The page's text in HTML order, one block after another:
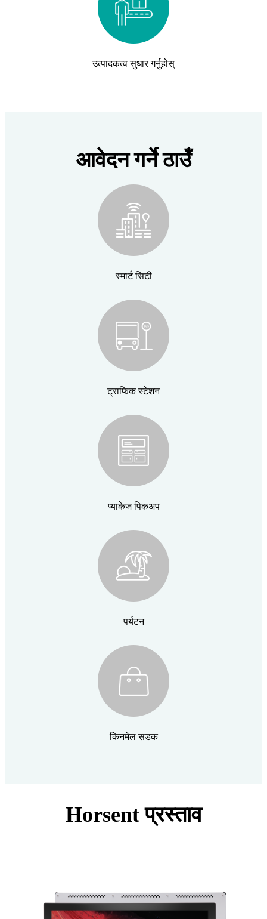
उत्पादकत्व सुधार गर्नुहोस्
आवेदन गर्ने ठाउँ
स्मार्ट सिटी
ट्राफिक स्टेशन
प्याकेज पिकअप
पर्यटन
किनमेल सडक
Horsent प्रस्ताव